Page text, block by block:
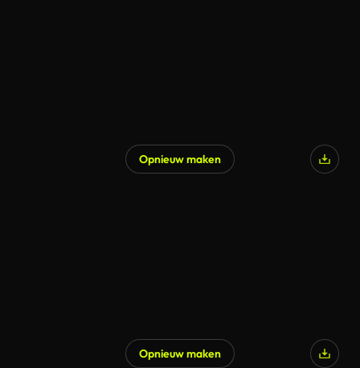
Opnieuw maken
Opnieuw maken